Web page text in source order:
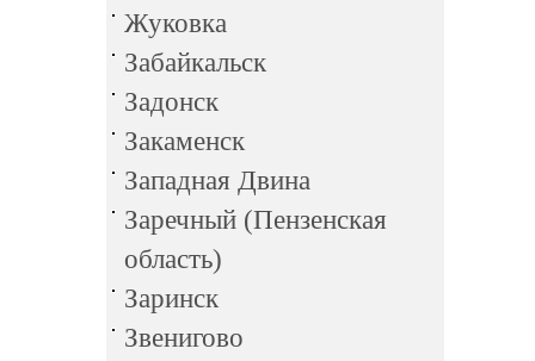
Жуковка
Забайкальск
Задонск
Закаменск
Западная Двина
Заречный (Пензенская
область)
Заринск
Звенигово